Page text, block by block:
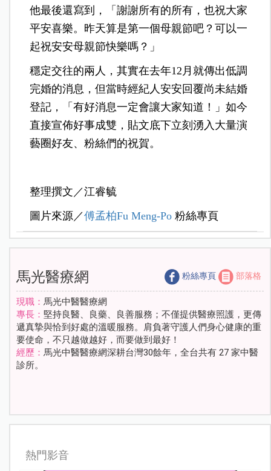
他最後還寫到，「謝謝所有的所有，也祝大家
平安喜樂。昨天算是第一個母親節吧？可以一
起祝安安母親節快樂嗎？」
穩定交往的兩人，其實在去年12月就傳出低調
完婚的消息，但當時經紀人安安回覆尚未結婚
登記，「有好消息一定會讓大家知道！」如今
直接宣佈好事成雙，貼文底下立刻湧入大量演
藝圈好友、粉絲們的祝賀。
整理撰文／江睿毓
圖片來源／傅孟柏Fu Meng-Po 粉絲專頁
馬光醫療網 粉絲專頁 部落格
現職： 馬光中醫醫療網
專長： 堅持良醫、良藥、良善服務；不僅提供醫療照護，更傳
遞真摯與恰到好處的溫暖服務。肩負著守護人們身心健康的重
要使命，不只越做越好，而要做到最好！
經歷： 馬光中醫醫療網深耕台灣30餘年，全台共有 27 家中醫
診所。
熱門影音